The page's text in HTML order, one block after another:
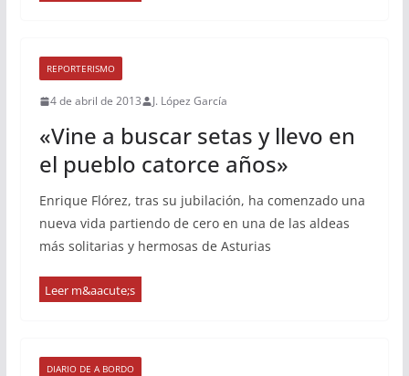
REPORTERISMO
4 de abril de 2013 J. López García
«Vine a buscar setas y llevo en
el pueblo catorce años»
Enrique Flórez, tras su jubilación, ha comenzado una
nueva vida partiendo de cero en una de las aldeas
más solitarias y hermosas de Asturias
DIARIO DE A BORDO